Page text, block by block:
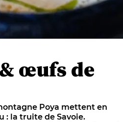
œufs de
Poya mettent en
: la truite de Savoie.